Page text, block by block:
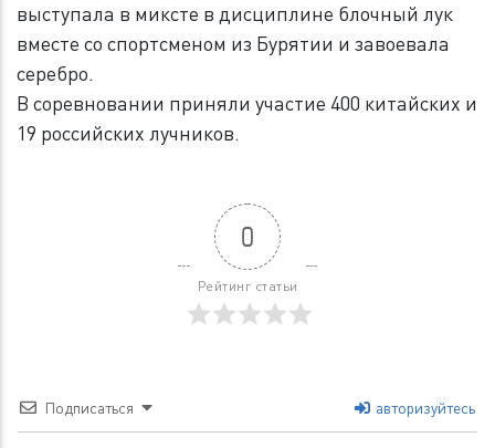
выступала в миксте в дисциплине блочный лук
вместе со спортсменом из Бурятии и завоевала
серебро.
В соревновании приняли участие 400 китайских и
19 российских лучников.
0
Рейтинг статьи
Подписаться авторизуйтесь